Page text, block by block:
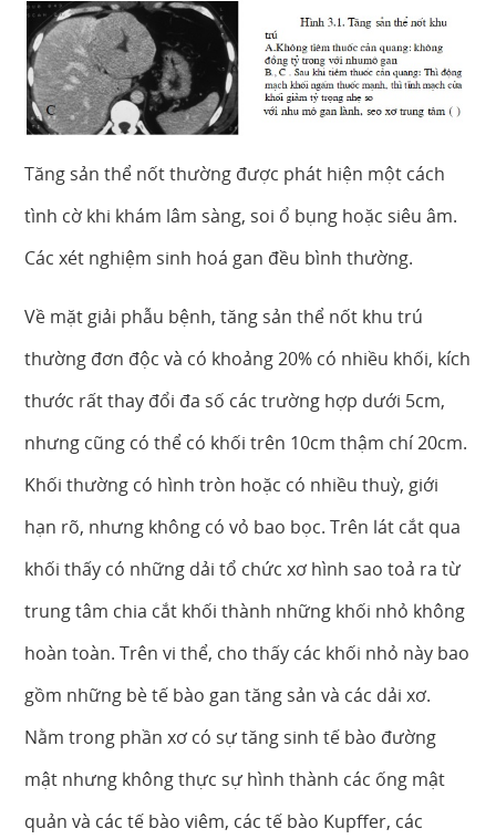
Tăng sản thể nốt thường được phát hiện một cách
tình cờ khi khám lâm sàng, soi ổ bụng hoặc siêu âm.
Các xét nghiệm sinh hoá gan đều bình thường.
Về mặt giải phẫu bệnh, tăng sản thể nốt khu trú
thường đơn độc và có khoảng 20% có nhiều khối, kích
thước rất thay đổi đa số các trường hợp dưới 5cm,
nhưng cũng có thể có khối trên 10cm thậm chí 20cm.
Khối thường có hình tròn hoặc có nhiều thuỳ, giới
hạn rõ, nhưng không có vỏ bao bọc. Trên lát cắt qua
khối thấy có những dải tổ chức xơ hình sao toả ra từ
trung tâm chia cắt khối thành những khối nhỏ không
hoàn toàn. Trên vi thể, cho thấy các khối nhỏ này bao
gồm những bè tế bào gan tăng sản và các dải xơ.
Nằm trong phần xơ có sự tăng sinh tế bào đường
mật nhưng không thực sự hình thành các ống mật
quản và các tế bào viêm, các tế bào Kupffer, các